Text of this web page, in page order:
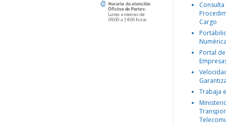
Consulta
Cargo
Portal
Trabaja